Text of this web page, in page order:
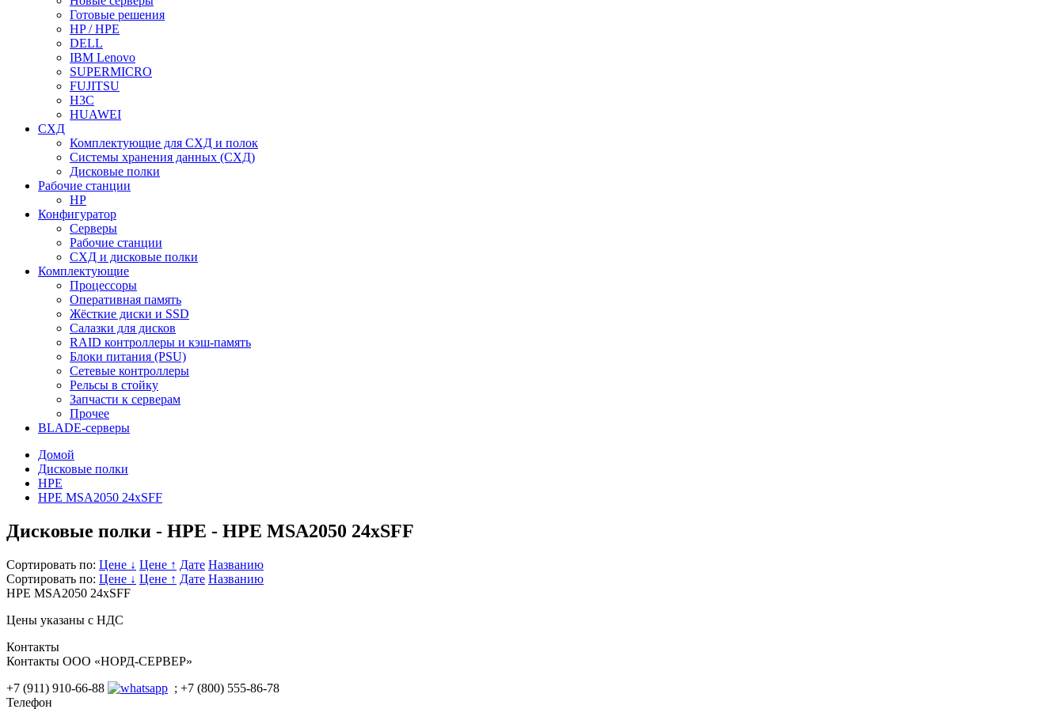
Готовые решения
HP / HPE
DELL
IBM Lenovo
SUPERMICRO
FUJITSU
H3C
HUAWEI
СХД
Комплектующие для СХД и полок
Системы хранения данных (СХД)
Дисковые полки
Рабочие станции
HP
Конфигуратор
Серверы
Рабочие станции
СХД и дисковые полки
Комплектующие
Процессоры
Оперативная память
Жёсткие диски и SSD
Салазки для дисков
RAID контроллеры и кэш-память
Блоки питания (PSU)
Сетевые контроллеры
Рельсы в стойку
Запчасти к серверам
Прочее
BLADE-серверы
Домой
Дисковые полки
HPE
HPE MSA2050 24xSFF
Дисковые полки - HPE - HPE MSA2050 24xSFF
Сортировать по: Цене ↓ Цене ↑ Дате Названию
Сортировать по: Цене ↓ Цене ↑ Дате Названию
HPE MSA2050 24xSFF
Цены указаны с НДС
Контакты
Контакты ООО «НОРД-СЕРВЕР»
+7 (911) 910-66-88
; +7 (800) 555-86-78
Телефон